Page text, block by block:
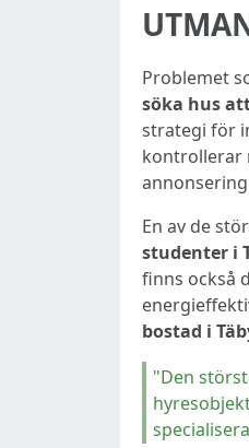
Problemet
söka hus
strategi för
kontrollerar
En av de
studenter i
finns också
bostad i
"Den